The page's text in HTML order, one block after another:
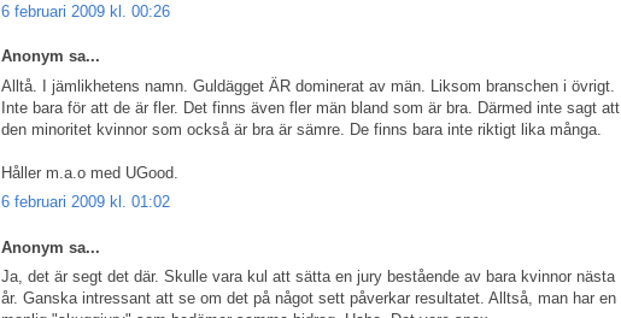
6 februari 2009 kl. 00:26
Anonym sa...
Alltå. I jämlikhetens namn. Guldägget ÄR dominerat av män. Liksom branschen i övrigt.
Inte bara för att de är fler. Det finns även fler män bland som är bra. Därmed inte sagt att
den minoritet kvinnor som också är bra är sämre. De finns bara inte riktigt lika många.
Håller m.a.o med UGood.
6 februari 2009 kl. 01:02
Anonym sa...
Ja, det är segt det där. Skulle vara kul att sätta en jury bestående av bara kvinnor nästa
år. Ganska intressant att se om det på något sett påverkar resultatet. Alltså, man har en